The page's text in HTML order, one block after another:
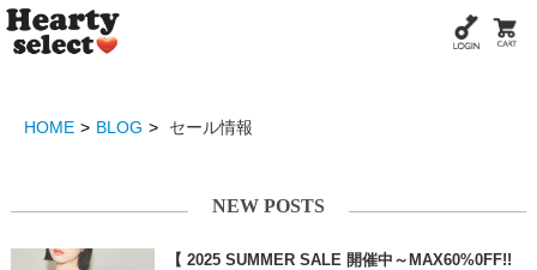
HOME BLOG セール情報
NEW POSTS
【 2025 SUMMER SALE 開催中～MAX60%0FF!!